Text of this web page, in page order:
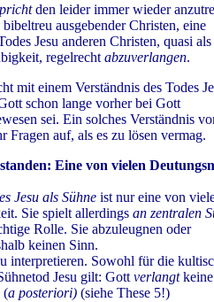
den leider immer wieder
ausgebender Christen, eine
Jesu anderen Christen, quasi als
regelrecht abzuverlangen.
mit einem Verständnis des Todes
schon lange vorher bei Gott
sei. Ein solches Verständnis
Fragen auf, als es zu lösen vermag.
Eine von vielen
Jesu als Sühne ist nur eine von
Sie spielt allerdings an zentralen
Rolle. Sie abzuleugnen oder
keinen Sinn.
interpretieren. Sowohl für die
Jesu gilt: Gott verlangt
(a posteriori) (siehe These 5!)